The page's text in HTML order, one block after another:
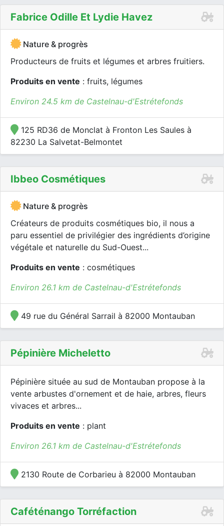
Fabrice Odille Et Lydie Havez
Nature & progrès
Producteurs de fruits et légumes et arbres fruitiers.
Produits en vente : fruits, légumes
Environ 24.5 km de Castelnau-d'Estrétefonds
125 RD36 de Monclat à Fronton Les Saules à
82230 La Salvetat-Belmontet
Ibbeo Cosmétiques
Nature & progrès
Créateurs de produits cosmétiques bio, il nous a
paru essentiel de privilégier des ingrédients d’origine
végétale et naturelle du Sud-Ouest...
Produits en vente : cosmétiques
Environ 26.1 km de Castelnau-d'Estrétefonds
49 rue du Général Sarrail à 82000 Montauban
Pépinière Micheletto
Pépinière située au sud de Montauban propose à la
vente arbustes d'ornement et de haie, arbres, fleurs
vivaces et arbres...
Produits en vente : plant
Environ 26.1 km de Castelnau-d'Estrétefonds
2130 Route de Corbarieu à 82000 Montauban
Caféténango Torréfaction